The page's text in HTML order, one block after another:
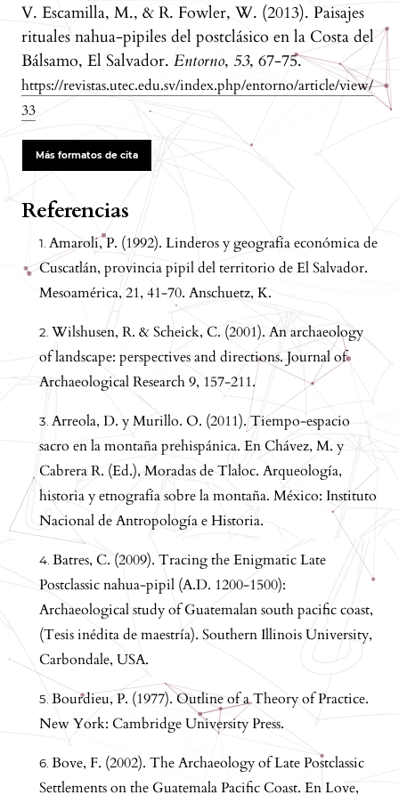
V. Escamilla, M., & R. Fowler, W. (2013). Paisajes
rituales nahua-pipiles del postclásico en la Costa del
Bálsamo, El Salvador. Entorno, 53, 67-75.
https://revistas.utec.edu.sv/index.php/entorno/article/view/
33
Más formatos de cita
Referencias
Amaroli, P. (1992). Linderos y geografía económica de
Cuscatlán, provincia pipil del territorio de El Salvador.
Mesoamérica, 21, 41-70. Anschuetz, K.
Wilshusen, R. & Scheick, C. (2001). An archaeology
of landscape: perspectives and directions. Journal of
Archaeological Research 9, 157-211.
Arreola, D. y Murillo. O. (2011). Tiempo-espacio
sacro en la montaña prehispánica. En Chávez, M. y
Cabrera R. (Ed.), Moradas de Tlaloc. Arqueología,
historia y etnografía sobre la montaña. México: Instituto
Nacional de Antropología e Historia.
Batres, C. (2009). Tracing the Enigmatic Late
Postclassic nahua-pipil (A.D. 1200-1500):
Archaeological study of Guatemalan south pacific coast,
(Tesis inédita de maestría). Southern Illinois University,
Carbondale, USA.
Bourdieu, P. (1977). Outline of a Theory of Practice.
New York: Cambridge University Press.
Bove, F. (2002). The Archaeology of Late Postclassic
Settlements on the Guatemala Pacific Coast. En Love,